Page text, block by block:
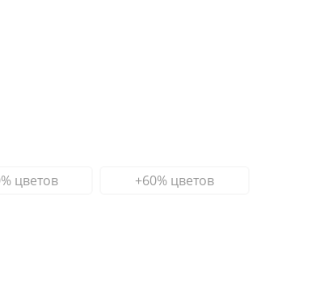
цветов +60% цветов